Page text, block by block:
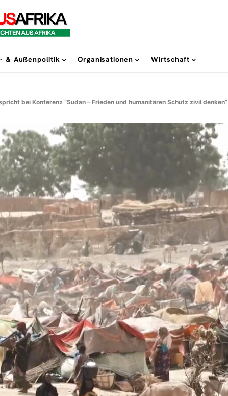
& Außenpolitik Organisationen Wirtschaft
bei Konferenz “Sudan – Frieden und humanitären Schutz zivil denken”